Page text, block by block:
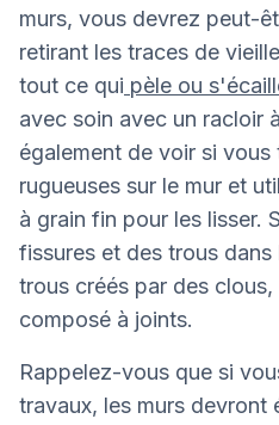
murs, vous devrez peut-
retirant les traces de
tout ce qui pèle ou
avec soin avec un racloir
également de voir si
rugueuses sur le mur et
à grain fin pour les lisser.
fissures et des trous
trous créés par des
composé à joints.
Rappelez-vous que si
travaux, les murs devront